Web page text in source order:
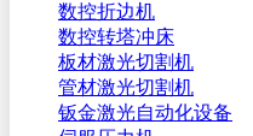
数控折边机
数控转塔冲床
板材激光切割机
管材激光切割机
钣金激光自动化设备